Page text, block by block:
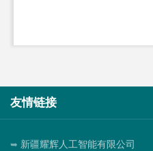
友情链接
新疆耀辉人工智能有限公司